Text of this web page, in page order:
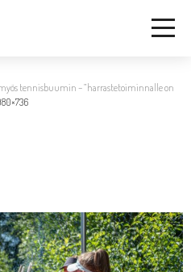
tennisbuumin – ”harrastetoiminnalle on